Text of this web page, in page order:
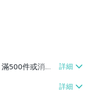
500件或消費